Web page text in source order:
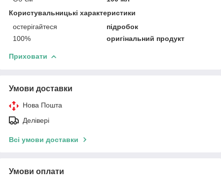
Користувальницькі характеристики
остерігайтеся
підробок
100%
оригінальний продукт
Приховати
Умови доставки
Нова Пошта
Делівері
Всі умови доставки
Умови оплати